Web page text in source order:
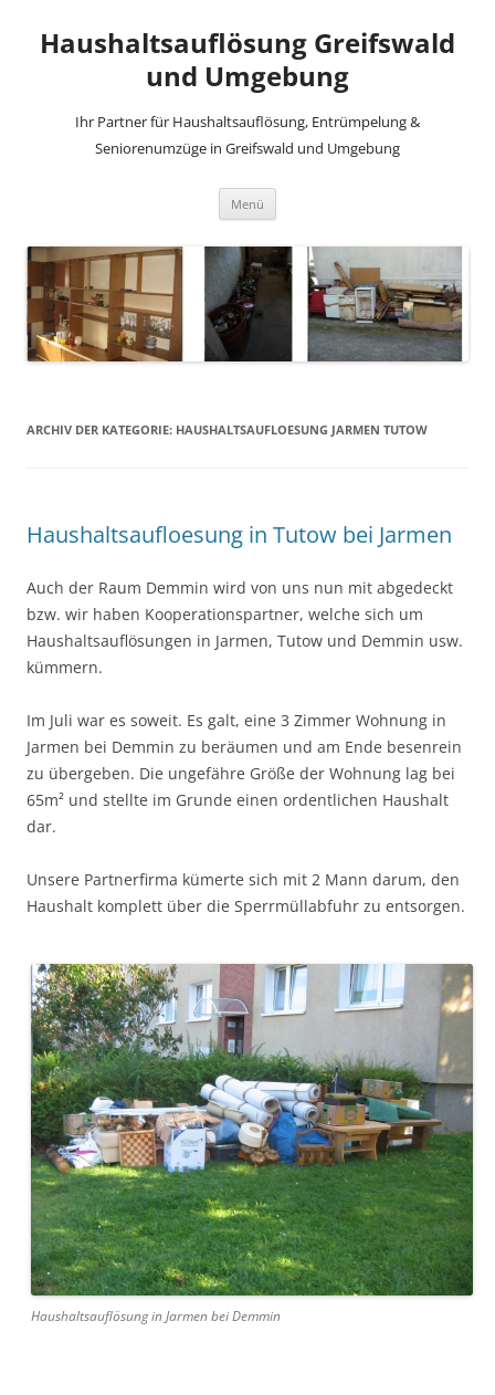
Haushaltsauflösung Greifswald
und Umgebung
Ihr Partner für Haushaltsauflösung, Entrümpelung &
Seniorenumzüge in Greifswald und Umgebung
Menü
ARCHIV DER KATEGORIE: HAUSHALTSAUFLOESUNG JARMEN TUTOW
Haushaltsaufloesung in Tutow bei Jarmen
Auch der Raum Demmin wird von uns nun mit abgedeckt
bzw. wir haben Kooperationspartner, welche sich um
Haushaltsauflösungen in Jarmen, Tutow und Demmin usw.
kümmern.
Im Juli war es soweit. Es galt, eine 3 Zimmer Wohnung in
Jarmen bei Demmin zu beräumen und am Ende besenrein
zu übergeben. Die ungefähre Größe der Wohnung lag bei
65m² und stellte im Grunde einen ordentlichen Haushalt
dar.
Unsere Partnerfirma kümerte sich mit 2 Mann darum, den
Haushalt komplett über die Sperrmüllabfuhr zu entsorgen.
Haushaltsauflösung in Jarmen bei Demmin